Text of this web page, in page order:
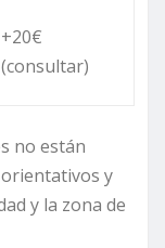
+20€
(consultar)
no están
y
y la zona de